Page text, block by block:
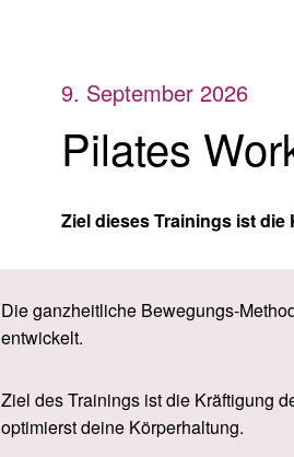
Pilates
9. September 2026
Ziel dieses Trainings ist
Die ganzheitliche Bewegungs-
entwickelt.
Ziel des Trainings ist die Kräftigung
optimierst deine Körperhaltung.